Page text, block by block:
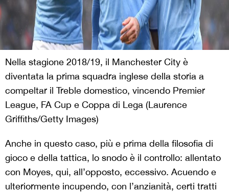
Nella stagione 2018/19, il Manchester City è
diventata la prima squadra inglese della storia a
compeltar il Treble domestico, vincendo Premier
League, FA Cup e Coppa di Lega (Laurence
Griffiths/Getty Images)
Anche in questo caso, più e prima della filosofia di
gioco e della tattica, lo snodo è il controllo: allentato
con Moyes, qui, all’opposto, eccessivo. Acuendo e
ulteriormente incupendo, con l’anzianità, certi tratti